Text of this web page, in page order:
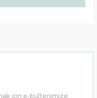
için e-bültenimize